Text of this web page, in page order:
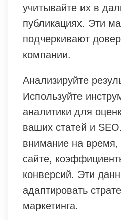
учитывайте их в
публикациях. Эти
подчеркивают
компании.
Анализируйте
Используйте
аналитики для
ваших статей и
внимание на
сайте,
конверсий. Эти
адаптировать
маркетинга.